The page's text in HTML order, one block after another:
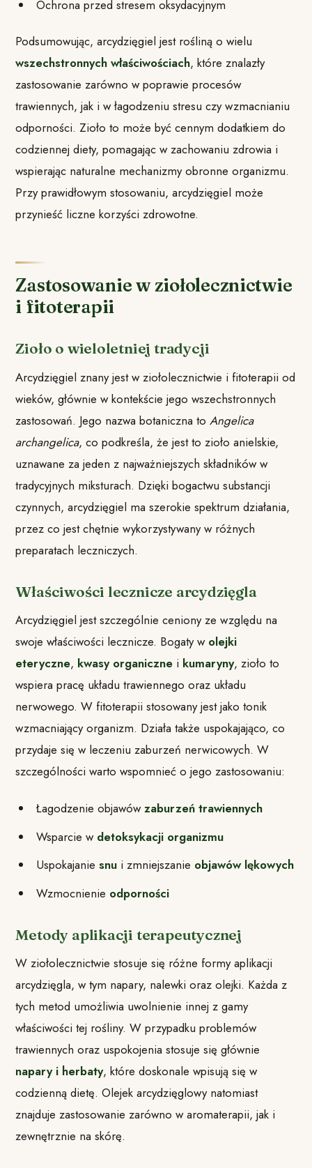
Ochrona przed stresem oksydacyjnym
Podsumowując, arcydzięgiel jest rośliną o wielu
wszechstronnych właściwościach, które znalazły
zastosowanie zarówno w poprawie procesów
trawiennych, jak i w łagodzeniu stresu czy wzmacnianiu
odporności. Zioło to może być cennym dodatkiem do
codziennej diety, pomagając w zachowaniu zdrowia i
wspierając naturalne mechanizmy obronne organizmu.
Przy prawidłowym stosowaniu, arcydzięgiel może
przynieść liczne korzyści zdrowotne.
Zastosowanie w ziołolecznictwie
i fitoterapii
Zioło o wieloletniej tradycji
Arcydzięgiel znany jest w ziołolecznictwie i fitoterapii od
wieków, głównie w kontekście jego wszechstronnych
zastosowań. Jego nazwa botaniczna toAngelica
archangelica, co podkreśla, że jest to zioło anielskie,
uznawane za jeden z najważniejszych składników w
tradycyjnych miksturach. Dzięki bogactwu substancji
czynnych, arcydzięgiel ma szerokie spektrum działania,
przez co jest chętnie wykorzystywany w różnych
preparatach leczniczych.
Właściwości lecznicze arcydzięgla
Arcydzięgiel jest szczególnie ceniony ze względu na
swoje właściwości lecznicze. Bogaty w olejki
eteryczne, kwasy organiczne i kumaryny, zioło to
wspiera pracę układu trawiennego oraz układu
nerwowego. W fitoterapii stosowany jest jako tonik
wzmacniający organizm. Działa także uspokajająco, co
przydaje się w leczeniu zaburzeń nerwicowych. W
szczególności warto wspomnieć o jego zastosowaniu:
Łagodzenie objawówzaburzeń trawiennych
Wsparcie w detoksykacji organizmu
Uspokajanie snui zmniejszanie objawów lękowych
Wzmocnienie odporności
Metody aplikacji terapeutycznej
W ziołolecznictwie stosuje się różne formy aplikacji
arcydzięgla, w tym napary, nalewki oraz olejki. Każda z
tych metod umożliwia uwolnienie innej z gamy
właściwości tej rośliny. W przypadku problemów
trawiennych oraz uspokojenia stosuje się głównie
napary i herbaty, które doskonale wpisują się w
codzienną dietę. Olejek arcydzięglowy natomiast
znajduje zastosowanie zarówno w aromaterapii, jak i
zewnętrznie na skórę.